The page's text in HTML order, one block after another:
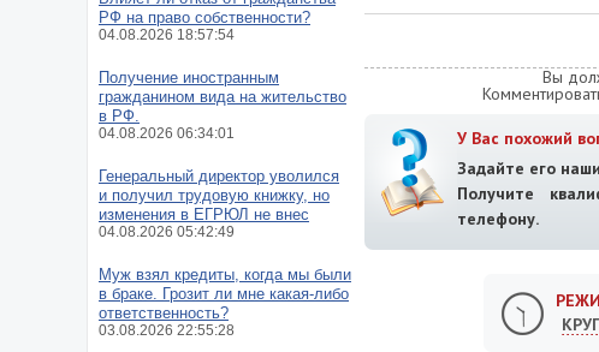
Вы
У Вас похожий
Задайте его
Получите
телефону.
РФ на право собственности?
04.08.2026 18:57:54
Получение иностранным
гражданином вида на жительство
в РФ.
04.08.2026 06:34:01
Генеральный директор уволился
и получил трудовую книжку, но
изменения в ЕГРЮЛ не внес
04.08.2026 05:42:49
Муж взял кредиты, когда мы были
в браке. Грозит ли мне какая-либо
ответственность?
03.08.2026 22:55:28